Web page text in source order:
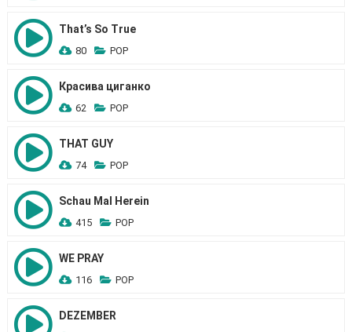
That’s So True
80 POP
Красива циганко
62 POP
THAT GUY
74 POP
Schau Mal Herein
415 POP
WE PRAY
116 POP
DEZEMBER